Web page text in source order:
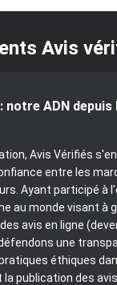
Avis
notre ADN depuis
Avis Vérifiés
entre les
Ayant participé à
au monde visant à
avis en ligne
une
éthiques
publication des